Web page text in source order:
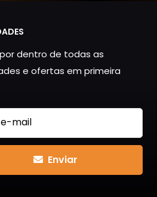
dentro de todas as
e ofertas em primeira
e-mail
Enviar